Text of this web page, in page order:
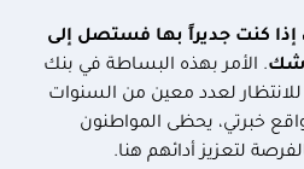
إذا كنت جديراً بها فستصل إلى
شك. الأمر بهذه البساطة في بنك
للانتظار لعدد معين من السنوات
خبرتي، يحظى المواطنون
لتعزيز أدائهم هنا.